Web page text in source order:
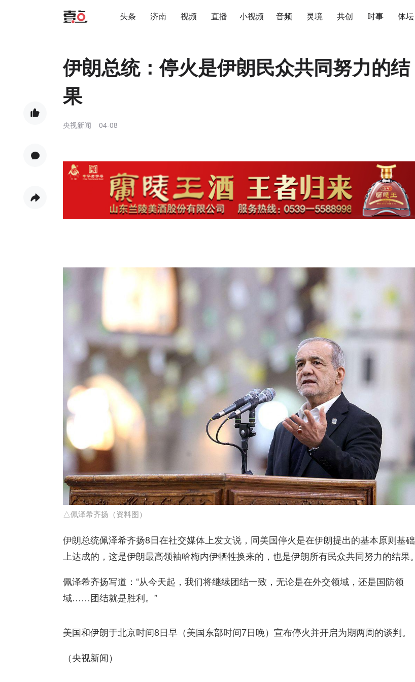
头条 济南 视频 直播 小视频 音频 灵境 共创 时事 体坛
伊朗总统：停火是伊朗民众共同努力的结
果
央视新闻 04-08
△佩泽希齐扬（资料图）
伊朗总统佩泽希齐扬8日在社交媒体上发文说，同美国停火是在伊朗提出的基本原则基础
上达成的，这是伊朗最高领袖哈梅内伊牺牲换来的，也是伊朗所有民众共同努力的结果。
佩泽希齐扬写道：“从今天起，我们将继续团结一致，无论是在外交领域，还是国防领
域……团结就是胜利。”
美国和伊朗于北京时间8日早（美国东部时间7日晚）宣布停火并开启为期两周的谈判。
（央视新闻）